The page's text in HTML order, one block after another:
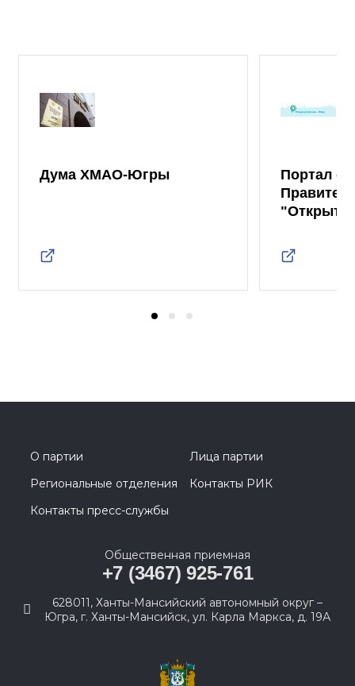
Дума ХМАО-Югры
Портал
О партии
Лица партии
Региональные отделения
Контакты РИК
Контакты пресс-службы
Общественная приемная
+7 (3467) 925-761
628011, Ханты-Мансийский автономный округ –
Югра, г. Ханты-Мансийск, ул. Карла Маркса, д. 19А